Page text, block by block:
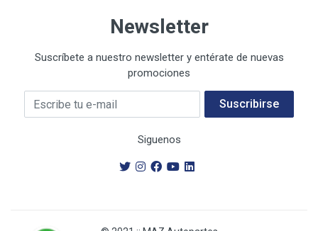
Newsletter
Suscríbete a nuestro newsletter y entérate de nuevas
promociones
Su E-mail Suscribirse
Siguenos